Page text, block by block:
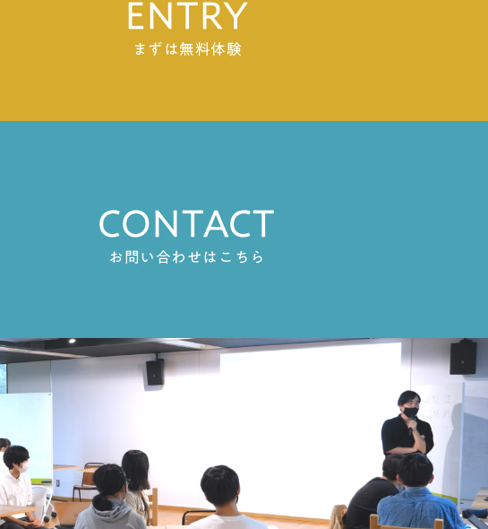
ENTRY
まずは無料体験
CONTACT
お問い合わせはこちら